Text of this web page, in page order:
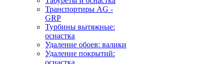
Транспортиры AG -
GRP
Турбины вытяжные:
оснастка
Удаление обоев: валики
Удаление покрытий:
оснастка